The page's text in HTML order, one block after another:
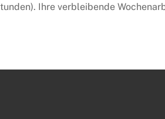
Ihre verbleibende